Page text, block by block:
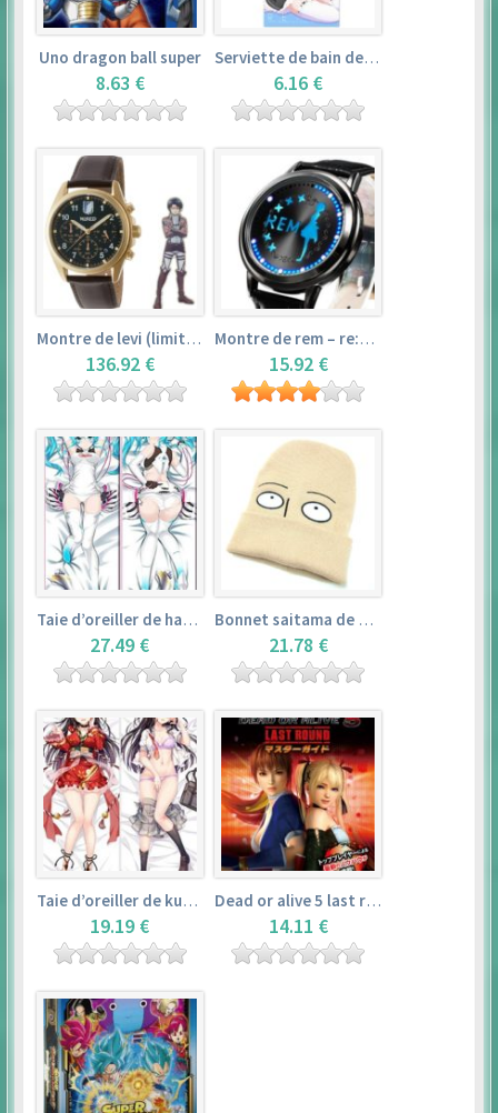
Uno dragon ball super
8.63 €
Serviette de bain de rem (120×60cm) – re:zero kara hajimeru isekai seikatsu
6.16 €
Montre de levi (limited edition) – shingeki no kyojin
136.92 €
Montre de rem – re:zero kara hajimeru isekai seikatsu
15.92 €
Taie d’oreiller de hatsune miku (150cm×50cm) – vocaloid
27.49 €
Bonnet saitama de one punch man
21.78 €
Taie d’oreiller de kurosawa dia (160x50cm) – love live! sunshine!!
19.19 €
Dead or alive 5 last round master guide
14.11 €